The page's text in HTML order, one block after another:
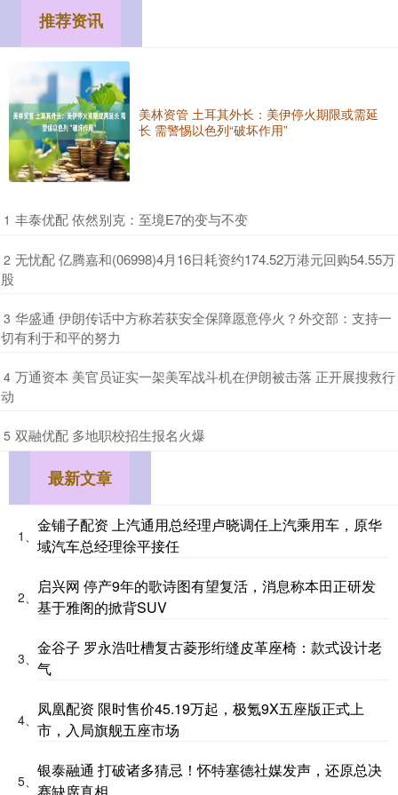
推荐资讯
美林资管 土耳其外长：美伊停火期限或需延
长 需警惕以色列“破坏作用”
1 ​丰泰优配 依然别克：至境E7的变与不变
2 ​无忧配 亿腾嘉和(06998)4月16日耗资约174.52万港元回购54.55万
股
3 ​华盛通 伊朗传话中方称若获安全保障愿意停火？外交部：支持一
切有利于和平的努力
4 ​万通资本 美官员证实一架美军战斗机在伊朗被击落 正开展搜救行
动
5 ​双融优配 多地职校招生报名火爆
最新文章
1、
金铺子配资 上汽通用总经理卢晓调任上汽乘用车，原华
域汽车总经理徐平接任
2、
启兴网 停产9年的歌诗图有望复活，消息称本田正研发
基于雅阁的掀背SUV
3、
金谷子 罗永浩吐槽复古菱形绗缝皮革座椅：款式设计老
气
4、
凤凰配资 限时售价45.19万起，极氪9X五座版正式上
市，入局旗舰五座市场
5、
银泰融通 打破诸多猜忌！怀特塞德社媒发声，还原总决